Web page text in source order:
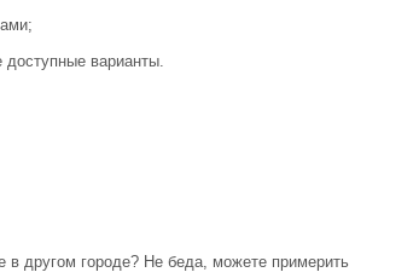
доступные варианты.
в другом городе? Не беда, можете примерить